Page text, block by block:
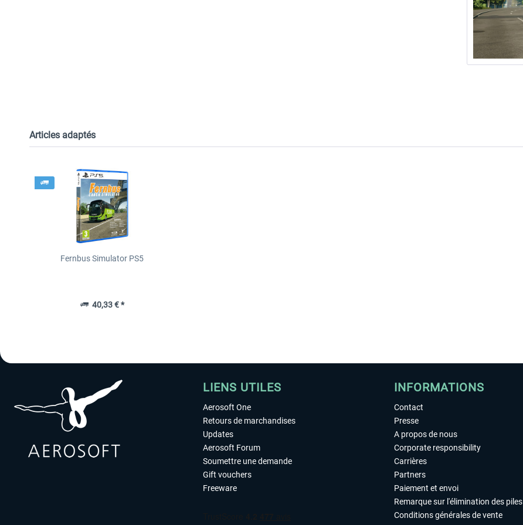
Articles adaptés
Fernbus Simulator PS5
40,33 € *
LIENS UTILES
Aerosoft One
Retours de marchandises
Updates
Aerosoft Forum
Soumettre une demande
Gift vouchers
Freeware
INFORMATIONS
Contact
Presse
A propos de nous
Corporate responsibility
Carrières
Partners
Paiement et envoi
Remarque sur l'élimination des piles
Conditions générales de vente